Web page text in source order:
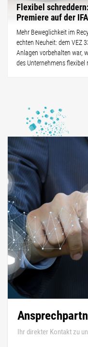
Flexibel
Premiere auf der
Mehr Beweglichkeit im
echten Neuheit: dem VEZ
Anlagen vorbehalten war,
des Unternehmens flexibel
Ihr direkter Kontakt zu